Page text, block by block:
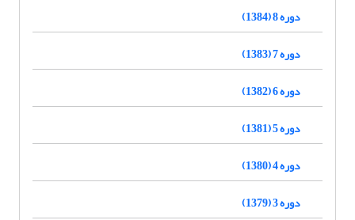
دوره 8 (1384)
دوره 7 (1383)
دوره 6 (1382)
دوره 5 (1381)
دوره 4 (1380)
دوره 3 (1379)